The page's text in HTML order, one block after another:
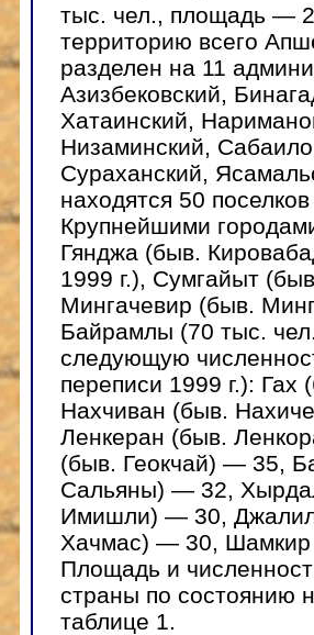
тыс. чел., площадь —
территорию всего
разделен на 11
Азизбековский,
Хатаинский,
Низаминский,
Сураханский,
находятся 50
Крупнейшими
Гянджа (быв.
1999 г.), Сумгайыт
Мингачевир (быв.
Байрамлы (70 тыс.
следующую
переписи 1999 г.):
Нахчиван (быв.
Ленкеран (быв.
(быв. Геокчай) — 35,
Сальяны) — 32,
Имишли) — 30,
Хачмас) — 30,
Площадь и
страны по состоянию
таблице 1.